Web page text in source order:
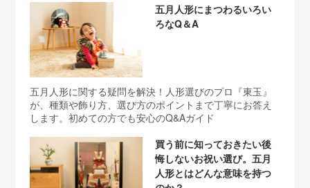
五月人形にまつわるいろい
ろなQ＆A
五月人形に関する疑問を解決！人形選びのプロ『東玉』
が、種類や飾り方、選び方のポイントまで丁寧にお答え
します。初めての方でも安心のQ&Aガイド
買う前に知っておきたい後
悔しないお祝い選び。五月
人形とはどんな意味を持つ